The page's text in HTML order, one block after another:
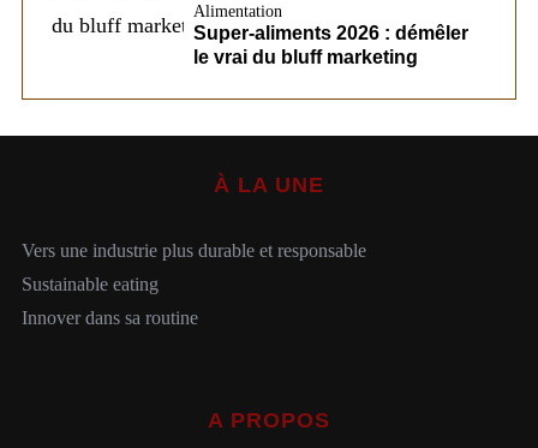
Alimentation
Super-aliments 2026 : démêler
le vrai du bluff marketing
À LA UNE
Vers une industrie plus durable et responsable
Sustainable eating
Innover dans sa routine
A PROPOS